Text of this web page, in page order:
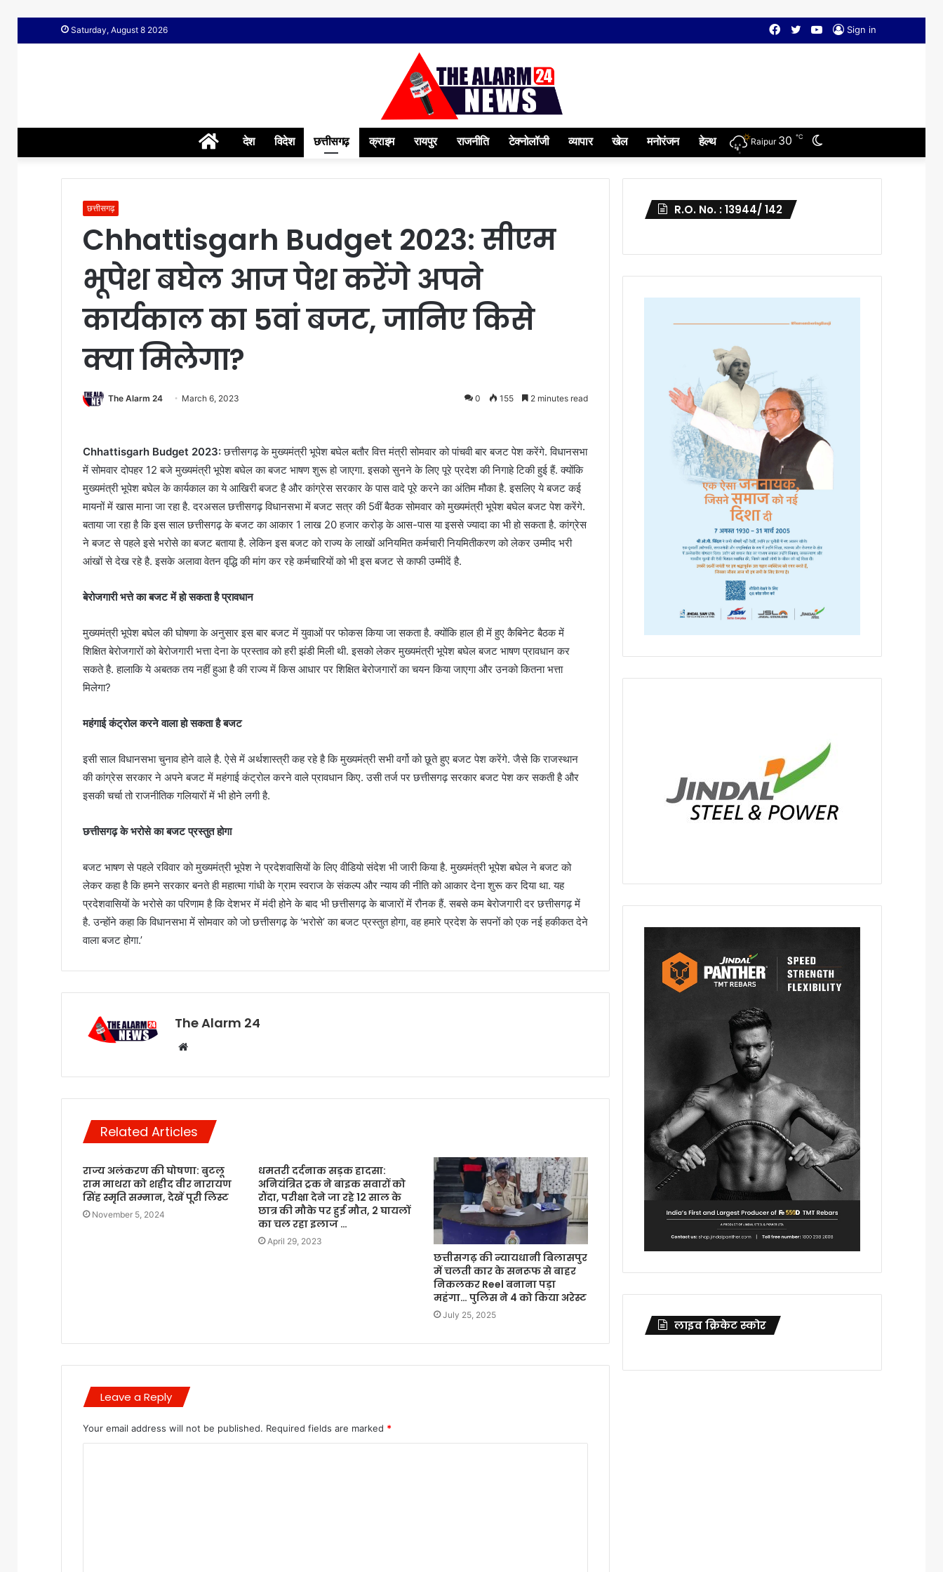
Saturday, August 8 2026 Sign in
YouTube
Twitter
Facebook
Homeदेश विदेश छत्तीसगढ़ क्राइम रायपुर राजनीति टेक्नोलॉजी व्यापार खेल मनोरंजन हेल्थ Raipur 30 ℃
छत्तीसगढ़
Chhattisgarh Budget 2023: सीएम
भूपेश बघेल आज पेश करेंगे अपने
कार्यकाल का 5वां बजट, जानिए किसे
क्या मिलेगा?
The Alarm 24 March 6, 2023 0 155 2 minutes read
Chhattisgarh Budget 2023:छत्तीसगढ़ के मुख्यमंत्री भूपेश बघेल बतौर वित्त मंत्री सोमवार को पांचवी बार बजट पेश करेंगे. विधानसभा
में सोमवार दोपहर 12 बजे मुख्यमंत्री भूपेश बघेल का बजट भाषण शुरू हो जाएगा. इसको सुनने के लिए पूरे प्रदेश की निगाहे टिकी हुई हैं. क्योंकि
मुख्यमंत्री भूपेश बघेल के कार्यकाल का ये आखिरी बजट है और कांग्रेस सरकार के पास वादे पूरे करने का अंतिम मौका है. इसलिए ये बजट कई
मायनों में खास माना जा रहा है. दरअसल छत्तीसगढ़ विधानसभा में बजट सत्र की 5वीं बैठक सोमवार को मुख्यमंत्री भूपेश बघेल बजट पेश करेंगे.
बताया जा रहा है कि इस साल छत्तीसगढ़ के बजट का आकार 1 लाख 20 हजार करोड़ के आस-पास या इससे ज्यादा का भी हो सकता है. कांग्रेस
ने बजट से पहले इसे भरोसे का बजट बताया है. लेकिन इस बजट को राज्य के लाखों अनियमित कर्मचारी नियमितीकरण को लेकर उम्मीद भरी
आंखों से देख रहे है. इसके अलावा वेतन वृद्धि की मांग कर रहे कर्मचारियों को भी इस बजट से काफी उम्मीदें है.
बेरोजगारी भत्ते का बजट में हो सकता है प्रावधान
मुख्यमंत्री भूपेश बघेल की घोषणा के अनुसार इस बार बजट में युवाओं पर फोकस किया जा सकता है. क्योंकि हाल ही में हुए कैबिनेट बैठक में
शिक्षित बेरोजगारों को बेरोजगारी भत्ता देना के प्रस्ताव को हरी झंडी मिली थी. इसको लेकर मुख्यमंत्री भूपेश बघेल बजट भाषण प्रावधान कर
सकते है. हालाकि ये अबतक तय नहीं हुआ है की राज्य में किस आधार पर शिक्षित बेरोजगारों का चयन किया जाएगा और उनको कितना भत्ता
मिलेगा?
महंगाई कंट्रोल करने वाला हो सकता है बजट
इसी साल विधानसभा चुनाव होने वाले है. ऐसे में अर्थशास्त्री कह रहे है कि मुख्यमंत्री सभी वर्गो को छूते हुए बजट पेश करेंगे. जैसे कि राजस्थान
की कांग्रेस सरकार ने अपने बजट में महंगाई कंट्रोल करने वाले प्रावधान किए. उसी तर्ज पर छत्तीसगढ़ सरकार बजट पेश कर सकती है और
इसकी चर्चा तो राजनीतिक गलियारों में भी होने लगी है.
छत्तीसगढ़ के भरोसे का बजट प्रस्तुत होगा
बजट भाषण से पहले रविवार को मुख्यमंत्री भूपेश ने प्रदेशवासियों के लिए वीडियो संदेश भी जारी किया है. मुख्यमंत्री भूपेश बघेल ने बजट को
लेकर कहा है कि हमने सरकार बनते ही महात्मा गांधी के ग्राम स्वराज के संकल्प और न्याय की नीति को आकार देना शुरू कर दिया था. यह
प्रदेशवासियों के भरोसे का परिणाम है कि देशभर में मंदी होने के बाद भी छत्तीसगढ़ के बाजारों में रौनक हैं. सबसे कम बेरोजगारी दर छत्तीसगढ़ में
है. उन्होंने कहा कि विधानसभा में सोमवार को जो छत्तीसगढ़ के ‘भरोसे’ का बजट प्रस्तुत होगा, वह हमारे प्रदेश के सपनों को एक नई हकीकत देने
वाला बजट होगा.’
The Alarm 24
Website
Related Articles
राज्य अलंकरण की घोषणा: बुटलू
राम माथरा को शहीद वीर नारायण
सिंह स्मृति सम्मान, देखें पूरी लिस्ट
November 5, 2024
धमतरी दर्दनाक सड़क हादसा:
अनियंत्रित ट्रक ने बाइक सवारों को
रौंदा, परीक्षा देने जा रहे 12 साल के
छात्र की मौके पर हुई मौत, 2 घायलों
का चल रहा इलाज …
April 29, 2023
छत्तीसगढ़ की न्यायधानी बिलासपुर
में चलती कार के सनरूफ से बाहर
निकलकर Reel बनाना पड़ा
महंगा… पुलिस ने 4 को किया अरेस्ट
July 25, 2025
Leave a Reply
Your email address will not be published. Required fields are marked *
R.O. No. : 13944/ 142
लाइव क्रिकेट स्कोर